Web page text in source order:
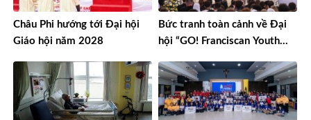
Châu Phi hướng tới Đại hội
Giáo hội năm 2028
Bức tranh toàn cảnh về Đại
hội “GO! Franciscan Youth